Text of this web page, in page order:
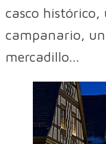
casco
campanario,
mercadillo...